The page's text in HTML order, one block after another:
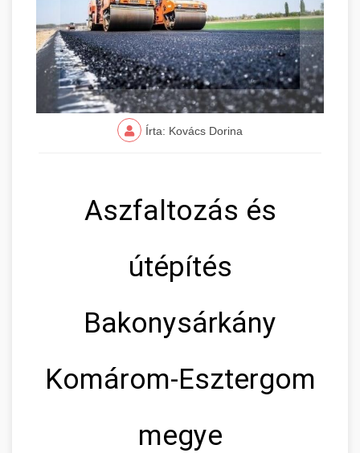
Írta: Kovács Dorina
Aszfaltozás és
útépítés
Bakonysárkány
Komárom-Esztergom
megye